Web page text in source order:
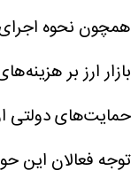
همچون نحوه
بازار ارز بر
حمایت‌های دولتی
توجه فعالان این